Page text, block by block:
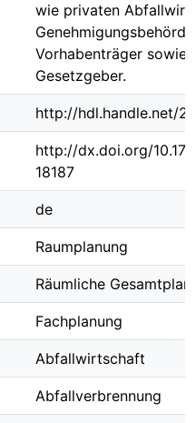
wie privaten
Vorhabenträger sowie
Gesetzgeber.
http://hdl.handle.net/
http://dx.doi.org/
18187
de
Raumplanung
Räumliche
Fachplanung
Abfallwirtschaft
Abfallverbrennung